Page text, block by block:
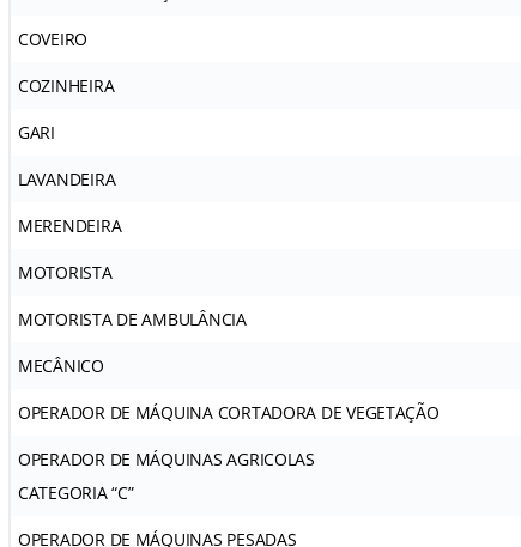
COVEIRO
COZINHEIRA
GARI
LAVANDEIRA
MERENDEIRA
MOTORISTA
MOTORISTA DE AMBULÂNCIA
MECÂNICO
OPERADOR DE MÁQUINA CORTADORA DE VEGETAÇÃO
OPERADOR DE MÁQUINAS AGRICOLAS
CATEGORIA “C”
OPERADOR DE MÁQUINAS PESADAS